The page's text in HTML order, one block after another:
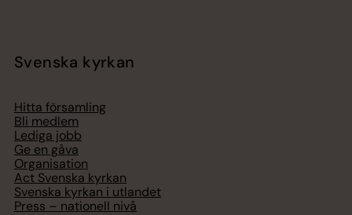
Svenska kyrkan
Hitta församling
Bli medlem
Lediga jobb
Ge en gåva
Organisation
Act Svenska kyrkan
Svenska kyrkan i utlandet
Press – nationell nivå